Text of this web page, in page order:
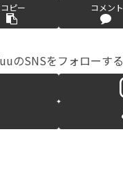
コピー コメント
のSNSをフォローする